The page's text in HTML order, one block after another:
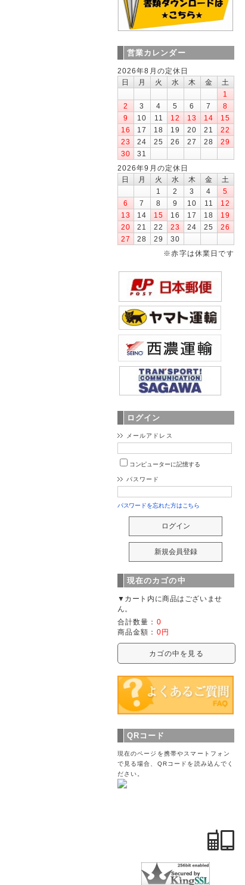
営業カレンダー
2026年8月の定休日
日
月 火 水 木 金
土
1
2
3 4 5 6 7
8
9
10 11 12 13 14
15
16
17 18 19 20 21
22
23
24 25 26 27 28
29
30
31
2026年9月の定休日
日
月 火 水 木 金
土
1
2 3 4
5
6
7 8 9 10 11
12
13
14 15 16 17 18
19
20
21 22 23 24 25
26
27
28 29
30
※赤字は休業日です
ログイン
メールアドレス
コンピューターに記憶する
パスワード
パスワードを忘れた方はこちら
現在のカゴの中
▼カート内に商品はございませ
ん。
合計数量： 0
商品金額： 0円
カゴの中を見る
QRコード
現在のページを携帯やスマートフォン
で見る場合、QRコードを読み込んでく
ださい。